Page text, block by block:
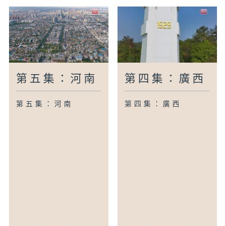
第五集：河南
第五集：河南
第四集：廣西
第四集：廣西